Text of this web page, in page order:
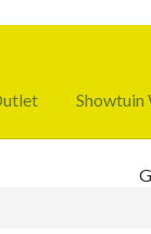
Showtuin